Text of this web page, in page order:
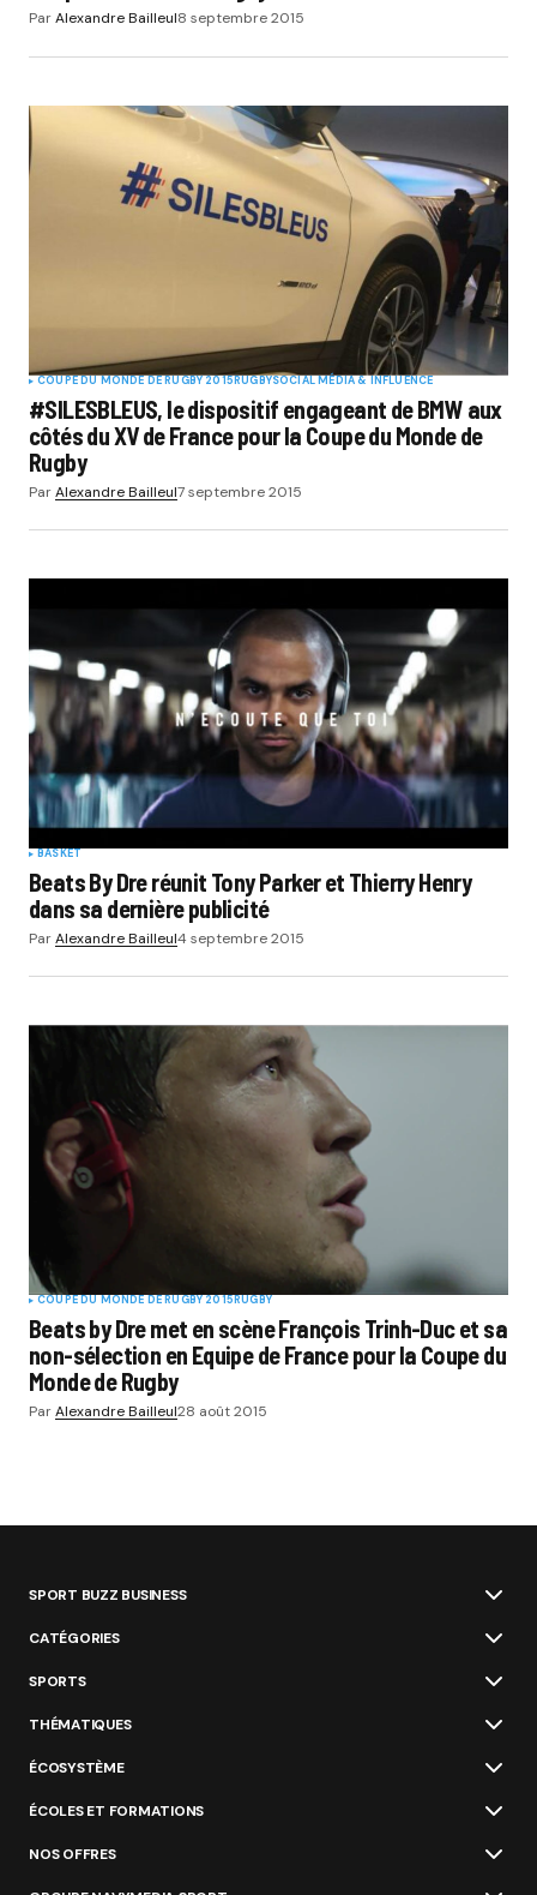
ParAlexandre Bailleul8 septembre 2015
COUPE DU MONDE DE RUGBY 2015RUGBYSOCIAL MÉDIA & INFLUENCE
#SILESBLEUS, le dispositif engageant de BMW aux
côtés du XV de France pour la Coupe du Monde de
Rugby
ParAlexandre Bailleul7 septembre 2015
BASKET
Beats By Dre réunit Tony Parker et Thierry Henry
dans sa dernière publicité
ParAlexandre Bailleul4 septembre 2015
COUPE DU MONDE DE RUGBY 2015RUGBY
Beats by Dre met en scène François Trinh-Duc et sa
non-sélection en Equipe de France pour la Coupe du
Monde de Rugby
ParAlexandre Bailleul28 août 2015
SPORT BUZZ BUSINESS
CATÉGORIES
SPORTS
THÉMATIQUES
ÉCOSYSTÈME
ÉCOLES ET FORMATIONS
NOS OFFRES